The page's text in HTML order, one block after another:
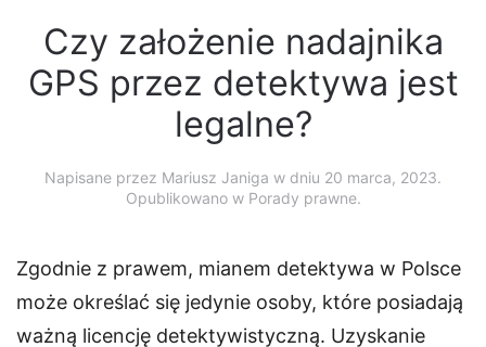
Czy założenie nadajnika
GPS przez detektywa jest
legalne?
Napisane przez Mariusz Janiga w dniu 20 marca, 2023.
Opublikowano w Porady prawne.
Zgodnie z prawem, mianem detektywa w Polsce
może określać się jedynie osoby, które posiadają
ważną licencję detektywistyczną. Uzyskanie